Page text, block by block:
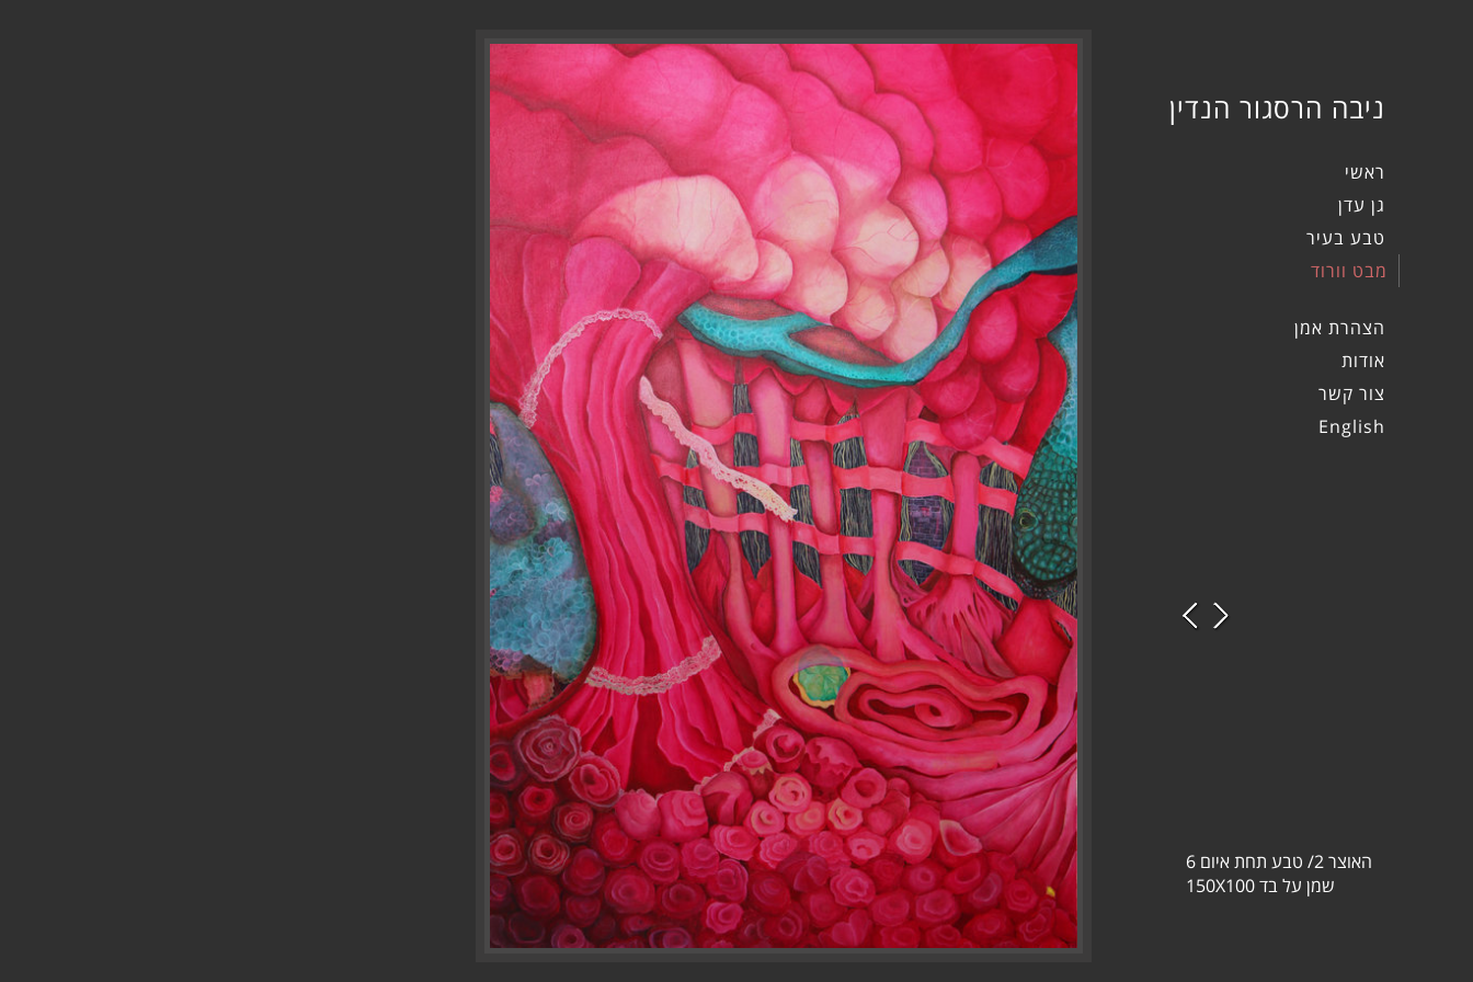
ניבה הרסגור הנדין
ראשי
גן עדן
טבע בעיר
מבט וורוד
הצהרת אמן
אודות
צור קשר
English
האוצר 2/ טבע תחת איום 6
שמן על בד 150X100